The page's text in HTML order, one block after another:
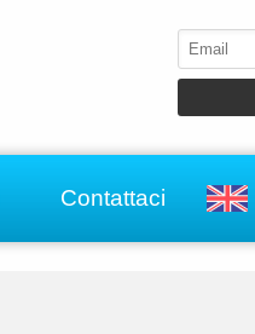
Contattaci